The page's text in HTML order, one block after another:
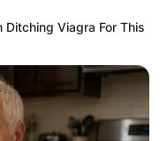
Ditching Viagra For This